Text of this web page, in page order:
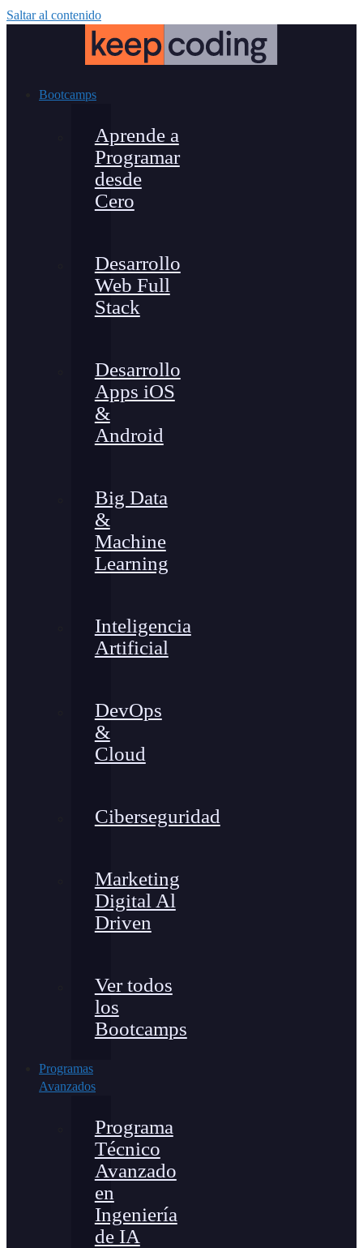
Saltar al contenido
Bootcamps
Aprende a
Programar
desde
Cero
Desarrollo
Web Full
Stack
Desarrollo
Apps iOS
&
Android
Big Data
&
Machine
Learning
Inteligencia
Artificial
DevOps
&
Cloud
Ciberseguridad
Marketing
Digital Al
Driven
Ver todos
los
Bootcamps
Programas
Avanzados
Programa
Técnico
Avanzado
en
Ingeniería
de IA